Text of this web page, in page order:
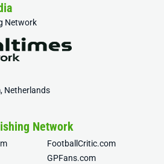
Network
Netherlands
Network
FootballCritic.com
GPFans.com